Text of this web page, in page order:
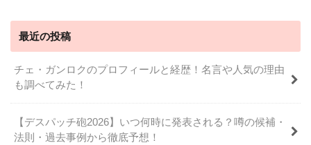
最近の投稿
チェ・ガンロクのプロフィールと経歴！名言や人気の理由
も調べてみた！
【デスパッチ砲2026】いつ何時に発表される？噂の候補・
法則・過去事例から徹底予想！